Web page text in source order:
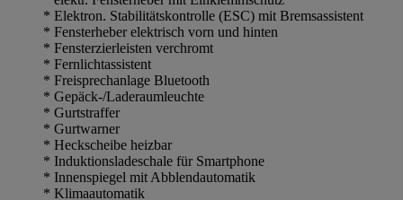
* Elektron. Stabilitätskontrolle (ESC) mit Bremsassistent
* Fensterheber elektrisch vorn und hinten
* Fensterzierleisten verchromt
* Fernlichtassistent
* Freisprechanlage Bluetooth
* Gepäck-/Laderaumleuchte
* Gurtstraffer
* Gurtwarner
* Heckscheibe heizbar
* Induktionsladeschale für Smartphone
* Innenspiegel mit Abblendautomatik
* Klimaautomatik